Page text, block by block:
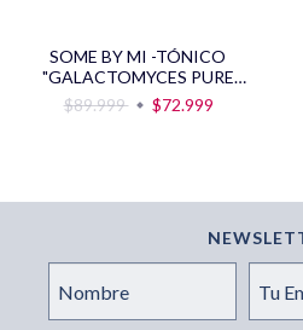
SOME BY MI -TÓNICO
"GALACTOMYCES PURE
VITAMIN C GLOW TONER" -
200ML
$89.999 $72.999